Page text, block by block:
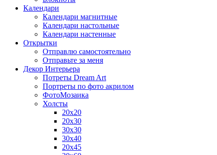
Календари
Календари магнитные
Календари настольные
Календари настенные
Открытки
Отправлю самостоятельно
Отправьте за меня
Декор Интерьера
Потреты Dream Art
Портреты по фото акрилом
ФотоМозаика
Холсты
20х20
20х30
30х30
30х40
20х45